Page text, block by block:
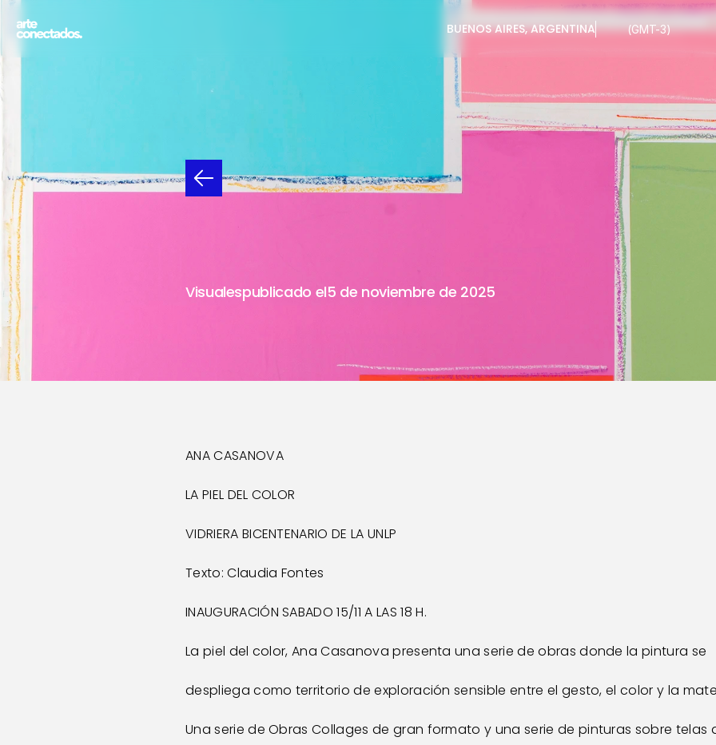
BUENOS AIRES, ARGENTINA (GMT-3)
ANA CASANOVA
Visualespublicado el5 de noviembre de 2025
ANA CASANOVA
LA PIEL DEL COLOR
VIDRIERA BICENTENARIO DE LA UNLP
Texto: Claudia Fontes
INAUGURACIÓN SABADO 15/11 A LAS 18 H.
La piel del color, Ana Casanova presenta una serie de obras donde la pintura se
despliega como territorio de exploración sensible entre el gesto, el color y la
Una serie de Obras Collages de gran formato y una serie de pinturas sobre telas